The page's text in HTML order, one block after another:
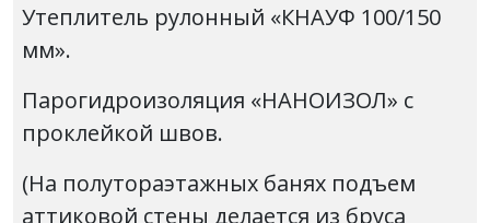
Утеплитель рулонный «КНАУФ 100/150
мм».
Парогидроизоляция «НАНОИЗОЛ» с
проклейкой швов.
(На полутораэтажных банях подъем
аттиковой стены делается из бруса